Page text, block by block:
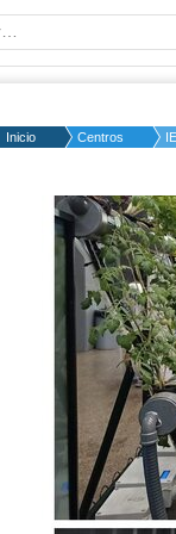
o frase:
Inicio Centros